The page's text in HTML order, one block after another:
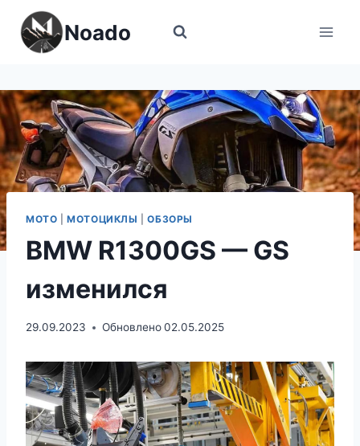
Перейти
содержимому
Noado
МОТО |МОТОЦИКЛЫ |ОБЗОРЫ
BMW R1300GS — GS
изменился
29.09.2023 Обновлено02.05.2025